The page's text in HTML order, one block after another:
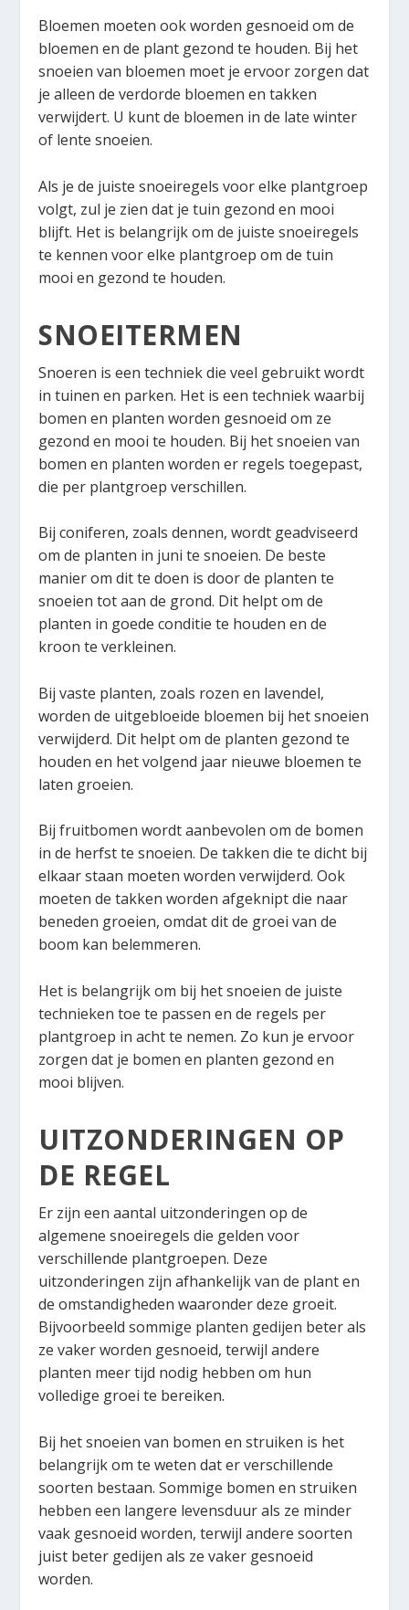
Bloemen moeten ook worden gesnoeid om de
bloemen en de plant gezond te houden. Bij het
snoeien van bloemen moet je ervoor zorgen dat
je alleen de verdorde bloemen en takken
verwijdert. U kunt de bloemen in de late winter
of lente snoeien.
Als je de juiste snoeiregels voor elke plantgroep
volgt, zul je zien dat je tuin gezond en mooi
blijft. Het is belangrijk om de juiste snoeiregels
te kennen voor elke plantgroep om de tuin
mooi en gezond te houden.
SNOEITERMEN
Snoeren is een techniek die veel gebruikt wordt
in tuinen en parken. Het is een techniek waarbij
bomen en planten worden gesnoeid om ze
gezond en mooi te houden. Bij het snoeien van
bomen en planten worden er regels toegepast,
die per plantgroep verschillen.
Bij coniferen, zoals dennen, wordt geadviseerd
om de planten in juni te snoeien. De beste
manier om dit te doen is door de planten te
snoeien tot aan de grond. Dit helpt om de
planten in goede conditie te houden en de
kroon te verkleinen.
Bij vaste planten, zoals rozen en lavendel,
worden de uitgebloeide bloemen bij het snoeien
verwijderd. Dit helpt om de planten gezond te
houden en het volgend jaar nieuwe bloemen te
laten groeien.
Bij fruitbomen wordt aanbevolen om de bomen
in de herfst te snoeien. De takken die te dicht bij
elkaar staan moeten worden verwijderd. Ook
moeten de takken worden afgeknipt die naar
beneden groeien, omdat dit de groei van de
boom kan belemmeren.
Het is belangrijk om bij het snoeien de juiste
technieken toe te passen en de regels per
plantgroep in acht te nemen. Zo kun je ervoor
zorgen dat je bomen en planten gezond en
mooi blijven.
UITZONDERINGEN OP
DE REGEL
Er zijn een aantal uitzonderingen op de
algemene snoeiregels die gelden voor
verschillende plantgroepen. Deze
uitzonderingen zijn afhankelijk van de plant en
de omstandigheden waaronder deze groeit.
Bijvoorbeeld sommige planten gedijen beter als
ze vaker worden gesnoeid, terwijl andere
planten meer tijd nodig hebben om hun
volledige groei te bereiken.
Bij het snoeien van bomen en struiken is het
belangrijk om te weten dat er verschillende
soorten bestaan. Sommige bomen en struiken
hebben een langere levensduur als ze minder
vaak gesnoeid worden, terwijl andere soorten
juist beter gedijen als ze vaker gesnoeid
worden.